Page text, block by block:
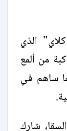
الذي
جمع كوكبة من ألمع
ساهم في
شارك